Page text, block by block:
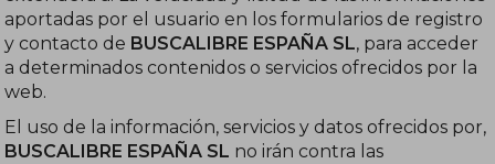
aportadas por el usuario en los formularios de registro
y contacto de BUSCALIBRE ESPAÑA SL, para acceder
a determinados contenidos o servicios ofrecidos por la
web.
El uso de la información, servicios y datos ofrecidos por,
BUSCALIBRE ESPAÑA SL no irán contra las